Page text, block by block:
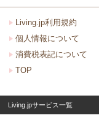
Living.jp利用規約
個人情報について
消費税表記について
TOP
Living.jpサービス一覧